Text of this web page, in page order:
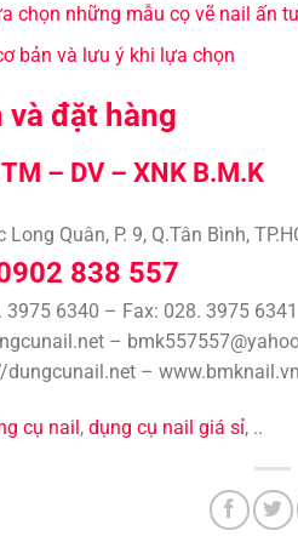
chọn những mẫu cọ vẽ nail ấn
bản và lưu ý khi lựa chọn
và đặt hàng
– DV – XNK B.M.K
Quân, P. 9, Q.Tân Bình,
838 557
6340 – Fax: 028. 3975 6341
–
dungcunail.net – www.bmknail.vn
cụ nail, dụng cụ nail giá sỉ, ..